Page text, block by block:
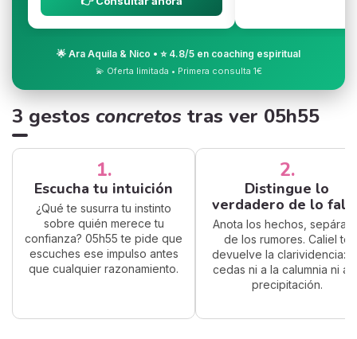
🌟 Ara Aquila & Nico • ⭐ 4.8/5 en coaching espiritual
💫 Oferta limitada • Primera consulta 1€
3 gestos concretos tras ver 05h55
1.
Escucha tu intuición
¿Qué te susurra tu instinto
sobre quién merece tu
confianza? 05h55 te pide que
escuches ese impulso antes
que cualquier razonamiento.
2.
Distingue lo
verdadero de lo
Anota los hechos,
de los rumores. Caliel te
devuelve la clarividencia:
cedas ni a la calumnia ni a
precipitación.